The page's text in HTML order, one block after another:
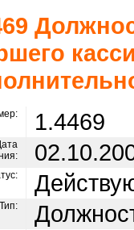
1.4469
Тип: